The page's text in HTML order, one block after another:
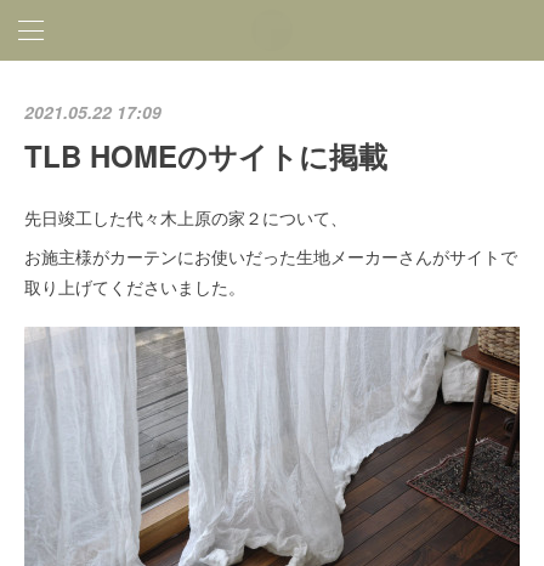
2021.05.22 17:09
TLB HOMEのサイトに掲載
先日竣工した代々木上原の家２について、
お施主様がカーテンにお使いだった生地メーカーさんがサイトで
取り上げてくださいました。